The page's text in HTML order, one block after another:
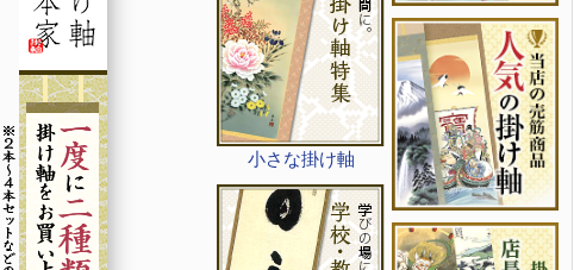
小さな掛け軸